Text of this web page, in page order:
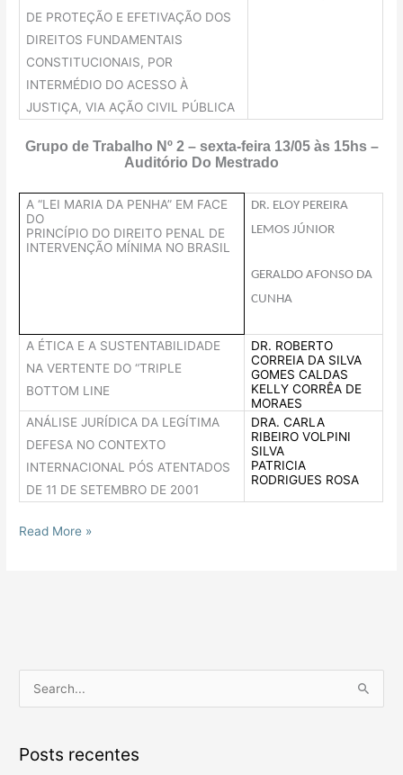
DE PROTEÇÃO E EFETIVAÇÃO DOS
DIREITOS FUNDAMENTAIS
CONSTITUCIONAIS, POR
INTERMÉDIO DO ACESSO À
JUSTIÇA, VIA AÇÃO CIVIL PÚBLICA
Grupo de Trabalho Nº 2 – sexta-feira 13/05 às 15hs –
Auditório Do Mestrado
A “LEI MARIA DA PENHA” EM FACE
DO
PRINCÍPIO DO DIREITO PENAL DE
INTERVENÇÃO MÍNIMA NO BRASIL
DR. ELOY PEREIRA
LEMOS JÚNIOR
GERALDO AFONSO DA
CUNHA
A ÉTICA E A SUSTENTABILIDADE
NA VERTENTE DO “TRIPLE
BOTTOM LINE
DR. ROBERTO
CORREIA DA SILVA
GOMES CALDAS
KELLY CORRÊA DE
MORAES
ANÁLISE JURÍDICA DA LEGÍTIMA
DEFESA NO CONTEXTO
INTERNACIONAL PÓS ATENTADOS
DE 11 DE SETEMBRO DE 2001
DRA. CARLA
RIBEIRO VOLPINI
SILVA
PATRICIA
RODRIGUES ROSA
Read More »
qPosts recentes